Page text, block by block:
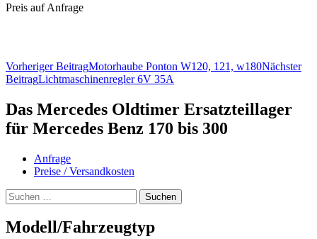
Preis auf Anfrage
Beitragsnavigation
Vorheriger BeitragMotorhaube Ponton W120, 121, w180Nächster
BeitragLichtmaschinenregler 6V 35A
Das Mercedes Oldtimer Ersatzteillager
für Mercedes Benz 170 bis 300
Anfrage
Preise / Versandkosten
Suchen
nach:
Modell/Fahrzeugtyp